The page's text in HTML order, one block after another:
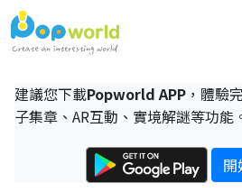
建議您下載Popworld APP ，體驗
子集章、AR互動、實境解謎等功能
開